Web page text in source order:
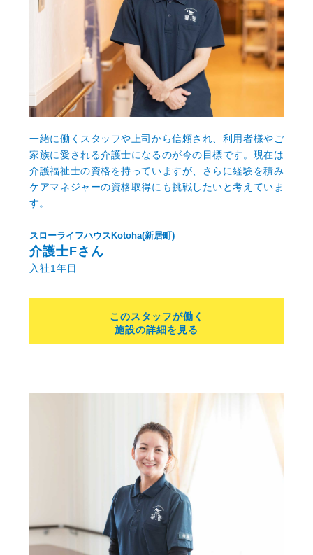
一緒に働くスタッフや上司から信頼され、利用者様やご
家族に愛される介護士になるのが今の目標です。現在は
介護福祉士の資格を持っていますが、さらに経験を積み
ケアマネジャーの資格取得にも挑戦したいと考えていま
す。
スローライフハウスKotoha(新居町)
介護士Fさん
入社1年目
このスタッフが働く
施設の詳細を見る